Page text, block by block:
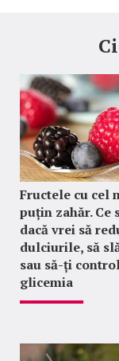
Fructele cu cel
puțin zahăr. Ce
dacă vrei să
dulciurile, să
sau să-ți
glicemia